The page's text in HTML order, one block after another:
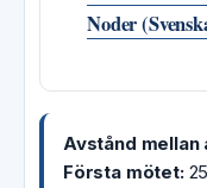
Noder
Avstånd mellan
Första mötet: